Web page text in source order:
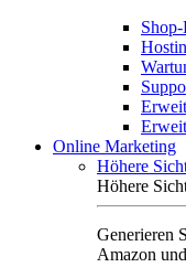
Online Marketing
Höhere
Höhere
Generieren
Amazon